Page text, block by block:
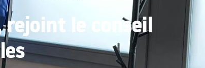
rejoint le conseil